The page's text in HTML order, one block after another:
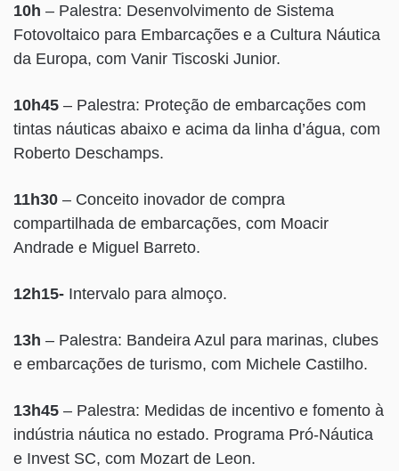
10h – Palestra: Desenvolvimento de Sistema
Fotovoltaico para Embarcações e a Cultura Náutica
da Europa, com Vanir Tiscoski Junior.
10h45 – Palestra: Proteção de embarcações com
tintas náuticas abaixo e acima da linha d’água, com
Roberto Deschamps.
11h30 – Conceito inovador de compra
compartilhada de embarcações, com Moacir
Andrade e Miguel Barreto.
12h15- Intervalo para almoço.
13h – Palestra: Bandeira Azul para marinas, clubes
e embarcações de turismo, com Michele Castilho.
13h45 – Palestra: Medidas de incentivo e fomento à
indústria náutica no estado. Programa Pró-Náutica
e Invest SC, com Mozart de Leon.